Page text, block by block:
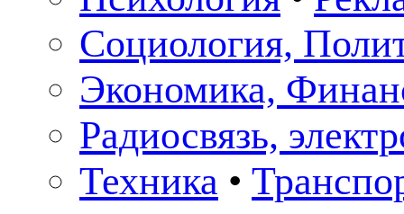
Социология,
Экономика,
Радиосвязь,
Техника •